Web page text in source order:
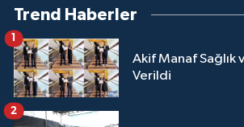
Trend Haberler
Akif Manaf Sağlık
Verildi
1
2